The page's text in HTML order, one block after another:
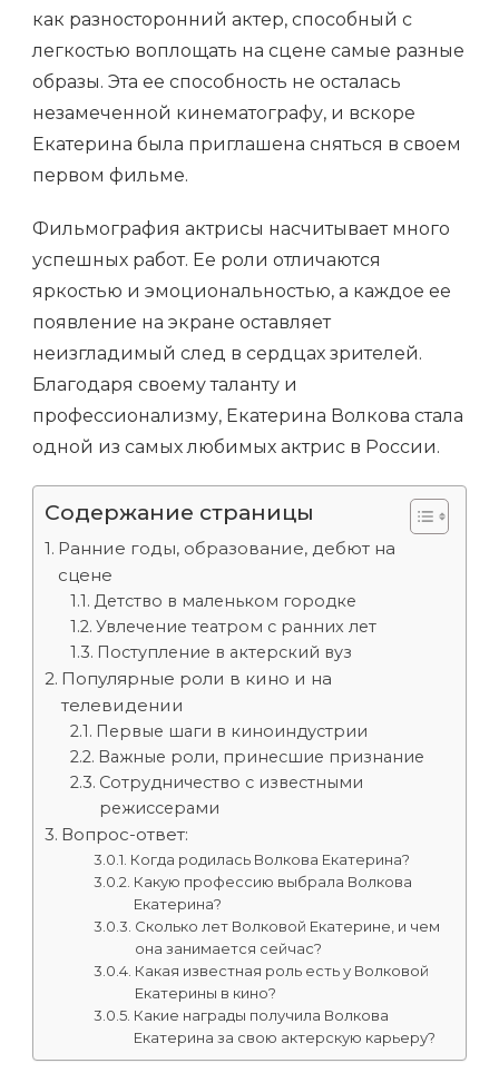
как разносторонний актер, способный с
легкостью воплощать на сцене самые разные
образы. Эта ее способность не осталась
незамеченной кинематографу, и вскоре
Екатерина была приглашена сняться в своем
первом фильме.
Фильмография актрисы насчитывает много
успешных работ. Ее роли отличаются
яркостью и эмоциональностью, а каждое ее
появление на экране оставляет
неизгладимый след в сердцах зрителей.
Благодаря своему таланту и
профессионализму, Екатерина Волкова стала
одной из самых любимых актрис в России.
Содержание страницы
Ранние годы, образование, дебют на
сцене
Детство в маленьком городке
Увлечение театром с ранних лет
Поступление в актерский вуз
Популярные роли в кино и на
телевидении
Первые шаги в киноиндустрии
Важные роли, принесшие признание
Сотрудничество с известными
режиссерами
Вопрос-ответ:
Когда родилась Волкова Екатерина?
Какую профессию выбрала Волкова
Екатерина?
Сколько лет Волковой Екатерине, и чем
она занимается сейчас?
Какая известная роль есть у Волковой
Екатерины в кино?
Какие награды получила Волкова
Екатерина за свою актерскую карьеру?